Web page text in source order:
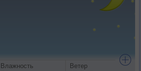
Влажность Ветер